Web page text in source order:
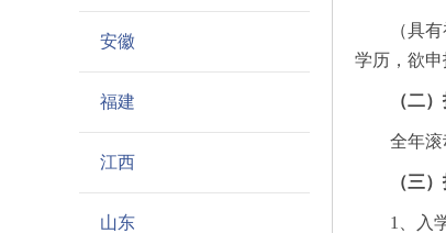
安徽
福建
江西
山东
（具有初
学历，欲
（二
全年滚动
（三
1、入学